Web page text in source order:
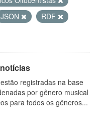
JSON
RDF
registradas na base
por gênero musical
para todos os gêneros...